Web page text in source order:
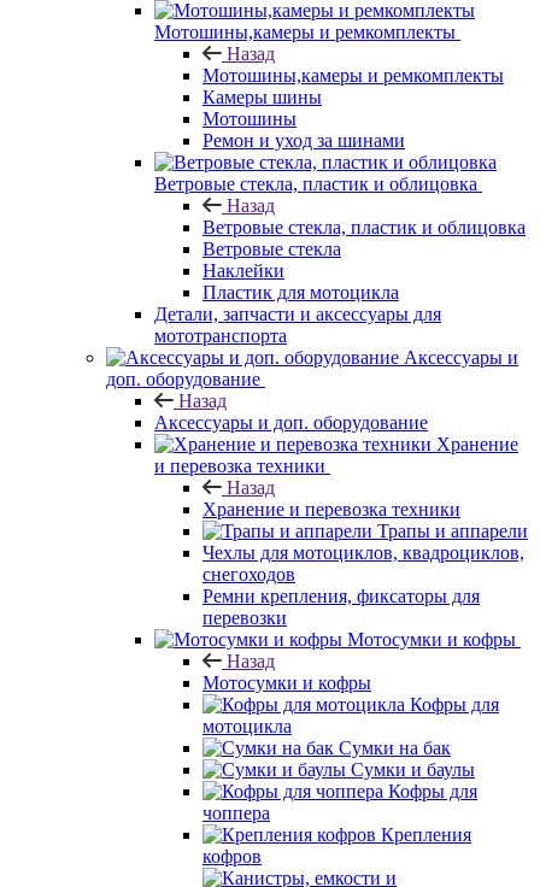
Мотошины,камеры и ремкомплекты
Назад
Мотошины,камеры и ремкомплекты
Камеры шины
Мотошины
Ремон и уход за шинами
Ветровые стекла, пластик и облицовка
Назад
Ветровые стекла, пластик и облицовка
Ветровые стекла
Наклейки
Пластик для мотоцикла
Детали, запчасти и аксессуары для
мототранспорта
Аксессуары и
доп. оборудование
Назад
Аксессуары и доп. оборудование
Хранение
и перевозка техники
Назад
Хранение и перевозка техники
Трапы и аппарели
Чехлы для мотоциклов, квадроциклов,
снегоходов
Ремни крепления, фиксаторы для
перевозки
Мотосумки и кофры
Назад
Мотосумки и кофры
Кофры для
мотоцикла
Сумки на бак
Сумки и баулы
Кофры для
чоппера
Крепления
кофров